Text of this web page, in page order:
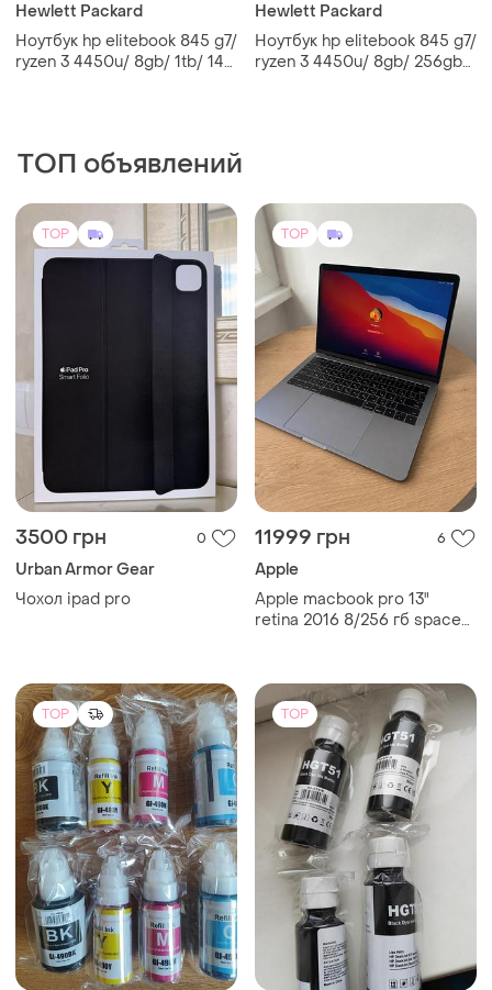
Hewlett Packard
Ноутбук hp elitebook 845 g7/
ryzen 3 4450u/ 8gb/ 1tb/ 14"
Hewlett Packard
Ноутбук hp elitebook 845 g7/
ryzen 3 4450u/ 8gb/ 256gb/
ТОП объявлений
TOP
3500 грн 0
Urban Armor Gear
Чохол ipad pro
TOP
11999 грн 6
Apple
Apple macbook pro 13"
retina 2016 8/256 гб space
TOP TOP